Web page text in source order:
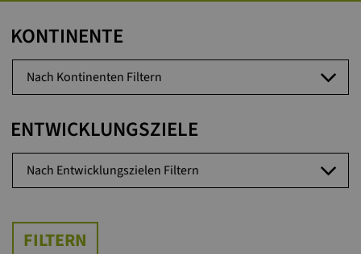
KONTINENTE
Nach Kontinenten Filtern
ENTWICKLUNGSZIELE
Nach Entwicklungszielen Filtern
FILTERN